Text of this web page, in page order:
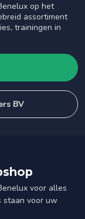
op het
assortiment
trainingen in
BV
voor alles
staan voor uw